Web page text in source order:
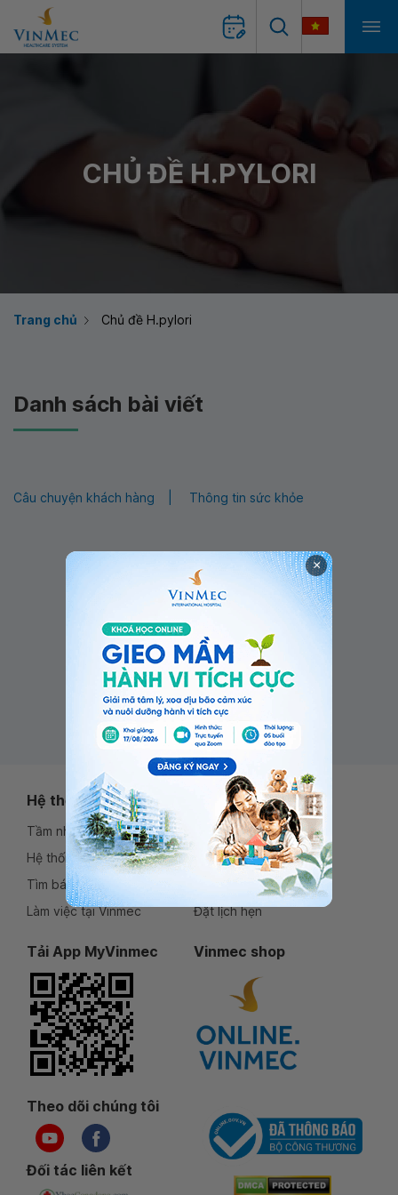
CHỦ ĐỀ H.PYLORI
Trang chủ Chủ đề H.pylori
Danh sách bài viết
Câu chuyện khách hàng Thông tin sức khỏe
Hệ thống Vinmec
Tầm nhìn sứ mệnh
Hệ thống cơ sở y tế
Tìm bác sĩ
Làm việc tại Vinmec
Dịch vụ
Chuyên khoa
Gói dịch vụ
Đặt lịch hẹn
Tải App MyVinmec Vinmec shop
Theo dõi chúng tôi
Đối tác liên kết
×